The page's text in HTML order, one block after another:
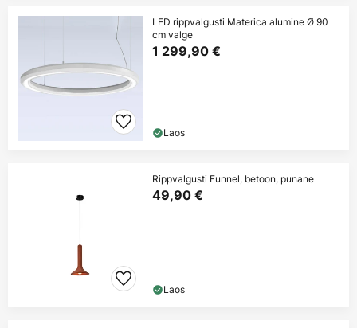
LED rippvalgusti Materica alumine Ø 90
cm valge
1 299,90 €
Laos
Rippvalgusti Funnel, betoon, punane
49,90 €
Laos